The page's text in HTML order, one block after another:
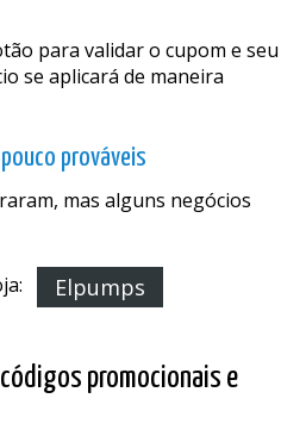
para validar o cupom e seu
se aplicará de maneira
prováveis
mas alguns negócios
Elpumps
promocionais e